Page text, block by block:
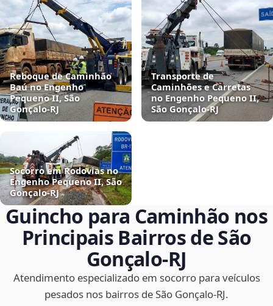
Reboque de Caminhão
Baú no Engenho
Pequeno II, São
Gonçalo‑RJ
Transporte de
Caminhões e Carretas
no Engenho Pequeno II,
São Gonçalo‑RJ
Socorro em Rodovias no
Engenho Pequeno II, São
Gonçalo‑RJ
Guincho para Caminhão nos
Principais Bairros de São
Gonçalo‑RJ
Atendimento especializado em socorro para veículos
pesados nos bairros de São Gonçalo‑RJ.